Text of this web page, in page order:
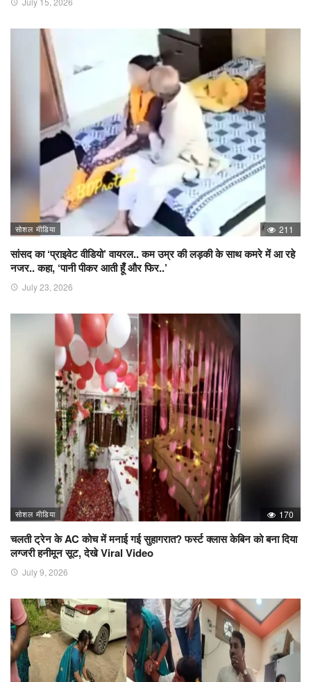
सोशल मीडिया 211
सांसद का ‘प्राइवेट वीडियो’ वायरल.. कम उम्र की लड़की के साथ कमरे में आ रहे
नजर.. कहा, ‘पानी पीकर आती हूँ और फिर..’
July 23, 2026
सोशल मीडिया 170
चलती ट्रेन के AC कोच में मनाई गई सुहागरात? फर्स्ट क्लास केबिन को बना दिया
लग्जरी हनीमून सूट, देखे Viral Video
July 9, 2026